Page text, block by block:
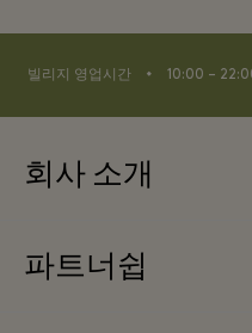
빌리지 영업시간 ⬩ 10:00 –
회사 소개
La Roca Village (라 로카 빌리
파트너쉽